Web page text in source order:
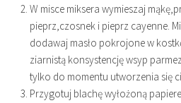
W misce miksera wymieszaj
pieprz,czosnek i pieprz cayenne.
dodawaj masło pokrojone w
ziarnistą konsystencję wsyp
tylko do momentu utworzenia się
Przygotuj blachę wyłożoną